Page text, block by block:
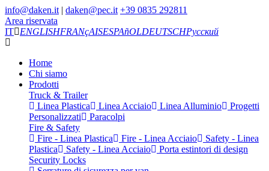
info@daken.it | daken@pec.it +39 0835 292811
Area riservata
IT
ENGLISHFRANçAISESPAñOLDEUTSCHРусский
Home
Chi siamo
Prodotti
Truck & Trailer
Linea Plastica
Linea Acciaio Linea Alluminio
Progetti
Personalizzati
Paracolpi
Fire & Safety
Fire - Linea Plastica
Fire - Linea Acciaio
Safety - Linea
Plastica
Safety - Linea Acciaio
Porta estintori di design
Security Locks